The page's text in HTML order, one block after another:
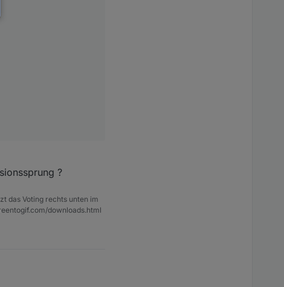
?
das Voting rechts unten im
downloads.html